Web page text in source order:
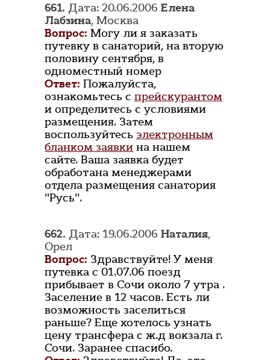
661. Дата: 20.06.2006 Елена
Лабзина, Москва
Вопрос: Могу ли я заказать
путевку в санаторий, на вторую
половину сентября, в
одноместный номер
Ответ: Пожалуйста,
ознакомьтесь с прейскурантом
и определитесь с условиями
размещения. Затем
воспользуйтесь электронным
бланком заявки на нашем
сайте. Ваша заявка будет
обработана менеджерами
отдела размещения санатория
"Русь".
662. Дата: 19.06.2006 Наталия,
Орел
Вопрос: Здравствуйте! У меня
путевка с 01.07.06 поезд
прибывает в Сочи около 7 утра .
Заселение в 12 часов. Есть ли
возможность заселиться
раньше? Еще хотелось узнать
цену трансфера с ж.д вокзала г.
Сочи. Заранее спасибо.